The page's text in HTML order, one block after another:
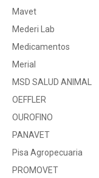
Mavet
Mederi Lab
Medicamentos
Merial
MSD SALUD ANIMAL
OEFFLER
OUROFINO
PANAVET
Pisa Agropecuaria
PROMOVET